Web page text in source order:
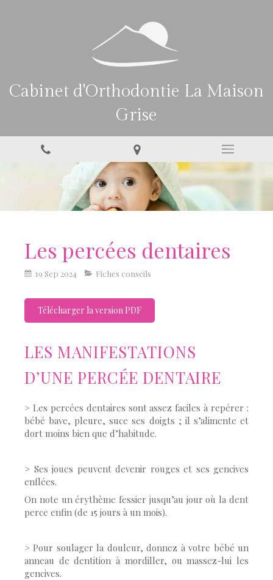
Cabinet d'Orthodontie La Maison
Grise
Les percées dentaires
19 Sep 2024 Fiches conseils
Télécharger la version PDF
LES MANIFESTATIONS
D’UNE PERCÉE DENTAIRE
> Les percées dentaires sont assez faciles à repérer :
bébé bave, pleure, suce ses doigts ; il s’alimente et
dort moins bien que d’habitude.
> Ses joues peuvent devenir rouges et ses gencives
enflées.
On note un érythème fessier jusqu’au jour où la dent
perce enfin (de 15 jours à un mois).
> Pour soulager la douleur, donnez à votre bébé un
anneau de dentition à mordiller, ou massez-lui les
gencives.